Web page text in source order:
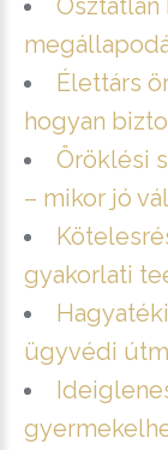
Élettárs
hogyan
Öröklési
– mikor jó
gyakorlati
ügyvédi